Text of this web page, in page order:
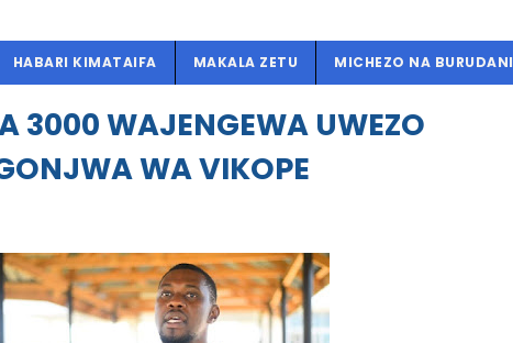
HABARI KIMATAIFA MAKALA ZETU MICHEZO NA BURUDANI
3000 WAJENGEWA UWEZO
WA VIKOPE